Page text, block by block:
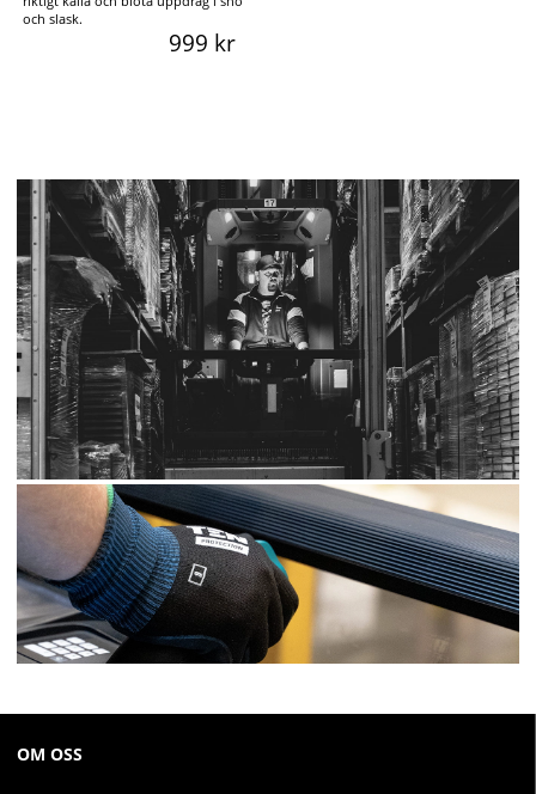
och slask.
999 kr
OM OSS